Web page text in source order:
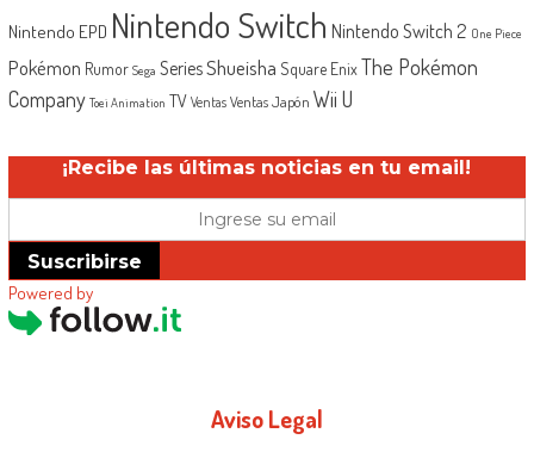
Nintendo EPD Nintendo Switch Nintendo Switch 2 One Piece
Pokémon Rumor Sega SeriesShueisha Square EnixThe Pokémon
Company Toei Animation TV Ventas Ventas Japón Wii U
¡Recibe las últimas noticias en tu email!
Suscribirse
Powered by
Aviso Legal